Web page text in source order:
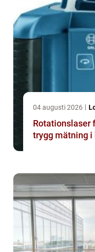
04 augusti 2026
Rotationslaser
trygg mätning i